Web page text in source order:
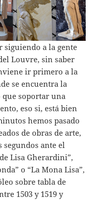
siguiendo a la gente
Louvre, sin saber
ir primero a la
se encuentra la
que soportar una
eso si, está bien
hemos pasado
de obras de arte,
ante el
Lisa Gherardini”,
o “La Mona Lisa”,
sobre tabla de
1503 y 1519 y